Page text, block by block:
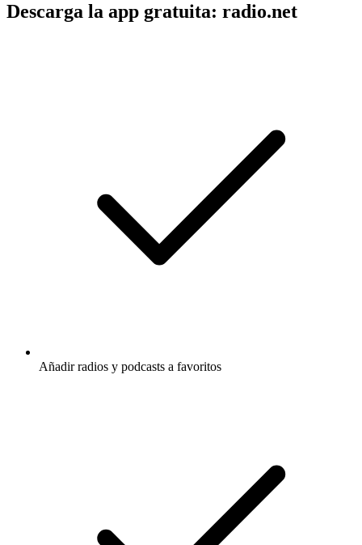
Descarga la app gratuita: radio.net
Añadir radios y podcasts a favoritos